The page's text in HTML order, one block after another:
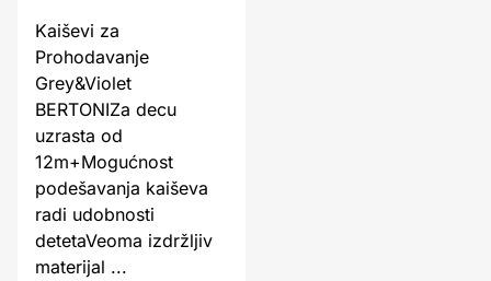
Kaiševi za
Prohodavanje
Grey&Violet
BERTONIZa decu
uzrasta od
12m+Mogućnost
podešavanja kaiševa
radi udobnosti
detetaVeoma izdržljiv
materijal ...